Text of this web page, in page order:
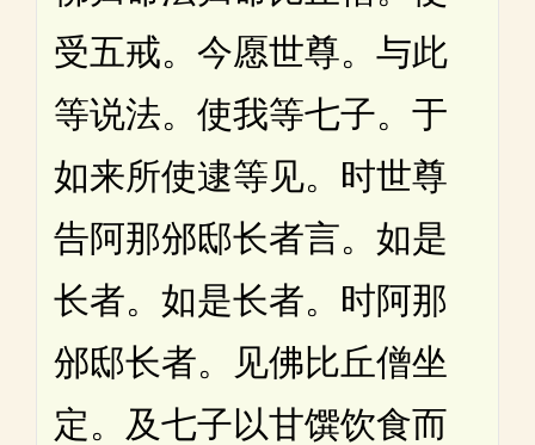
受五戒。今愿世尊。与此
等说法。使我等七子。于
如来所使逮等见。时世尊
告阿那邠邸长者言。如是
长者。如是长者。时阿那
邠邸长者。见佛比丘僧坐
定。及七子以甘馔饮食而